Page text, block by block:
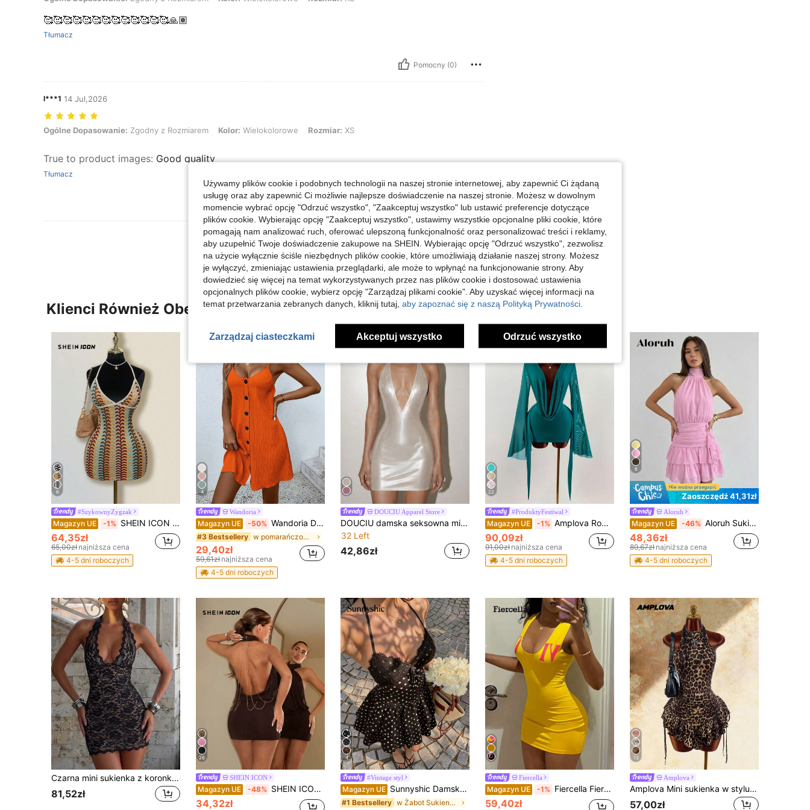
🥰🥰🥰🥰🥰🥰🥰🥰🥰🥰🥰🥰🥰🙏🏽
Tłumacz
Pomocny (0)
l***1 14 Jul,2026
Ogólne Dopasowanie: Zgodny z Rozmiarem, Kolor: Wielokolorowe, Rozmiar: XS
Ogólne Dopasowanie: Zgodny z Rozmiarem Kolor: Wielokolorowe Rozmiar: XS
True to product images: Good quality
Tłumacz
Pomocny (0)
Zobacz Więcej Opinii
Klienci Również Obejrzeli
6
#SzykownyZygzak
Magazyn UE -1% SHEIN ICON Kolorowa damska sukienka plażowa typu żakard z dzianiny żakardowej w kontrastowym kolorze, z prążkowanym brzegiem i odkrytymi plecami oraz głębokim dekoltem w serek
64,35zł
65,00zł najniższa cena
4-5 dni roboczych
4
Wandoria
Magazyn UE -50% Wandoria Damski Codzienny Sukienka bez rękawów Z Jednorzędowy Dekoracyjny Paski
#3 Bestsellery w pomarańczowy Damskie sukienki mini
29,40zł
59,61zł najniższa cena
4-5 dni roboczych
DOUCIU Apparel Store
DOUCIU damska seksowna mini sukienka na ramiączkach z dekoltem halter, dzianinowa, bez rękawów, z odkrytymi plecami, idealna na lato i w stylu sukienki plażowej
32 Left
42,86zł
22
#ProduktyFestiwal
Magazyn UE -1% Amplova Romantyczna, wakacyjna sukienka mini w ziemistym odcieniu z głębokim dekoltem i drapowanym kołnierzem, rozkloszowanymi rękawami i dopasowaną spódnicą
90,09zł
91,00zł najniższa cena
4-5 dni roboczych
6
Zaoszczędź 41,31zł
Aloruh
Magazyn UE -46% Aloruh Sukienka mini z marszczeniami w talii i falbanką na dole, wiązana z tyłu, na Walentynki
48,36zł
89,67zł najniższa cena
4-5 dni roboczych
Czarna mini sukienka z koronki z falistym brzegiem, strój na wieczorne wyjście lub randkę walentynkową tego lata, czarna koronkowa sukienka na wakacje i imprezę
81,52zł
26
SHEIN ICON
Magazyn UE -48% SHEIN ICON Sukienka mini z wysokim dekoltem i odkrytymi plecami, marszczona, dopasowana
34,32zł
4
#Vintage styl
Magazyn UE Sunnyshic Damska czarna mini sukienka w groszki, letnia, z koronkowym patchworkiem, dekoltem w serek, odkrytymi plecami, wiązaniem w talii, podwójnym falbanowym brzegiem, elegancka, vintage, swobodna, wakacyjna, plażowa, słodka, romantyczna, uniwersalna
#1 Bestsellery w Żabot Sukienki damskie
Fiercella
Magazyn UE -1% Fiercella Fiercella Żółta, damska, letnia mini sukienka z dekoltem w kształcie litery U, styl uliczny HypeZone-D, swobodny, punkrockowy, seksowny, dopasowany, bez rękawów, z przodu ozdobny nadruk graficzny
59,40zł
13
Amplova
Amplova Mini sukienka w stylu boho z wysokim dekoltem, asymetrycznym falbanowym dołem i podkreśloną talią
57,00zł
Używamy plików cookie i podobnych technologii na naszej stronie internetowej, aby zapewnić Ci żądaną
usługę oraz aby zapewnić Ci możliwie najlepsze doświadczenie na naszej stronie. Możesz w dowolnym
momencie wybrać opcję "Odrzuć wszystko", "Zaakceptuj wszystko" lub ustawić preferencje dotyczące
plików cookie. Wybierając opcję "Zaakceptuj wszystko", ustawimy wszystkie opcjonalne pliki cookie, które
pomagają nam analizować ruch, oferować ulepszoną funkcjonalność oraz personalizować treści i reklamy,
aby uzupełnić Twoje doświadczenie zakupowe na SHEIN. Wybierając opcję "Odrzuć wszystko", zezwolisz
na użycie wyłącznie ściśle niezbędnych plików cookie, które umożliwiają działanie naszej strony. Możesz
je wyłączyć, zmieniając ustawienia przeglądarki, ale może to wpłynąć na funkcjonowanie strony. Aby
dowiedzieć się więcej na temat wykorzystywanych przez nas plików cookie i dostosować ustawienia
opcjonalnych plików cookie, wybierz opcję "Zarządzaj plikami cookie". Aby uzyskać więcej informacji na
temat przetwarzania zebranych danych, kliknij tutaj, aby zapoznać się z naszą Polityką Prywatności.
Zarządzaj ciasteczkami Akceptuj wszystko Odrzuć wszystko